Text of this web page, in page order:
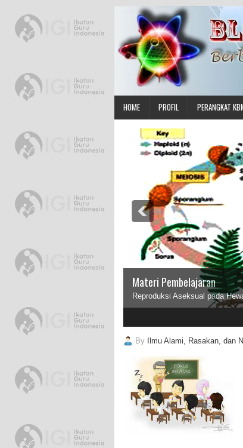
HOME PROFIL PERANGKAT
Materi Pembelajaran
Reproduksi Aseksual pada
By Ilmu Alami, Rasakan, dan